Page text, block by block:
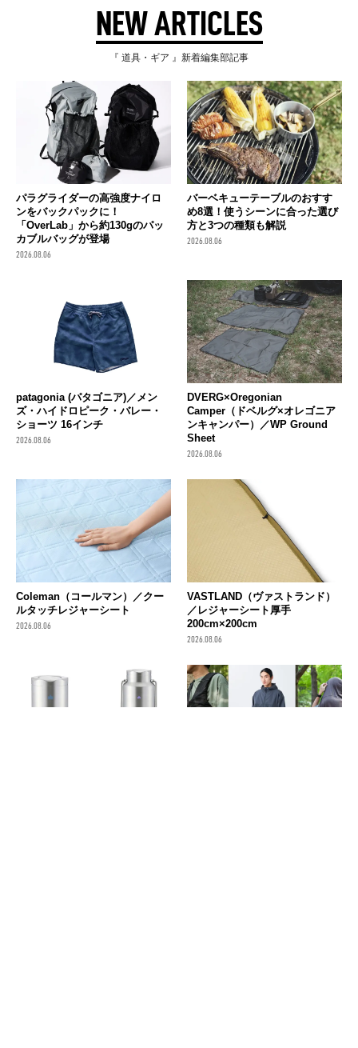
NEW ARTICLES
『 道具・ギア 』新着編集部記事
パラグライダーの高強度ナイロ
ンをバックパックに！
「OverLab」から約130gのパッ
カブルバッグが登場
2026.08.06
バーベキューテーブルのおすす
め8選！使うシーンに合った選び
方と3つの種類も解説
2026.08.06
patagonia (パタゴニア)／メン
ズ・ハイドロピーク・バレー・
ショーツ 16インチ
2026.08.06
DVERG×Oregonian
Camper（ドベルグ×オレゴニア
ンキャンパー）／WP Ground
Sheet
2026.08.06
Coleman（コールマン）／クー
ルタッチレジャーシート
2026.08.06
VASTLAND（ヴァストランド）
／レジャーシート厚手
200cm×200cm
2026.08.06